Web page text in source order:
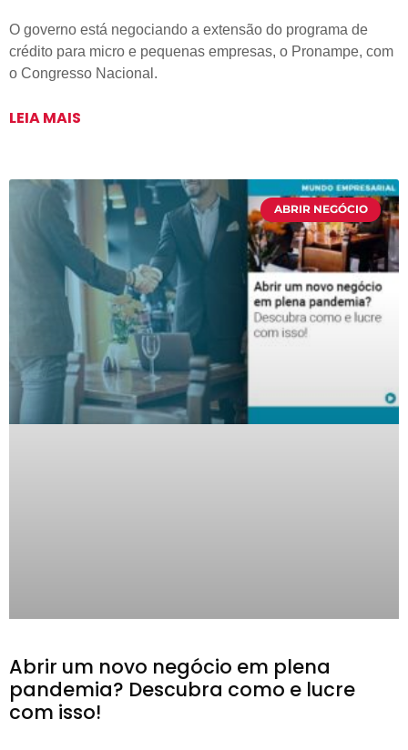
O governo está negociando a extensão do programa de
crédito para micro e pequenas empresas, o Pronampe, com
o Congresso Nacional.
LEIA MAIS
ABRIR NEGÓCIO
Abrir um novo negócio em plena
pandemia? Descubra como e lucre
com isso!